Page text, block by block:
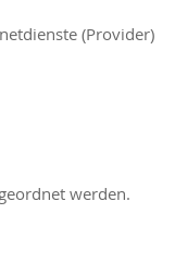
(Provider)
werden.